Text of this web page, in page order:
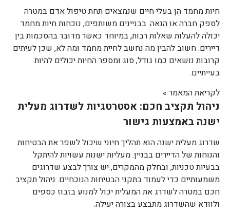
חיות מחמד הן בעלי חיים שנמצאים תחת טיפול אדם במטרה
לספק חברה או הנאה. בבניינים משותפים, נוכחות חיות מחמד
יכולה להעלות שאלות רבות, במיוחד כאשר מדובר בהסכמות בין
דיירים. חשוב להבין מה נחשב לחיית מחמד ומה לא, שכן לעיתים
קרובות נושאים כמו גודל, סוג ומספר החיות יכולים להיות
בעייתיים.
לקריאת המאמר »
ניהול תקציב חכם: אסטרטגיות לשדרוג מעלית
ישנה באמצעות גישור
שדרוג מעלית ישנה הוא תהליך חיוני שיכול לשפר את הבטיחות
והנוחות של הדיירים בבניין. מעליות ישנות עשויות להיתקל
בבעיות טכניות, ובחלק מהמקרים, יש צורך לבצע שדרוגים
משמעותיים כדי לעמוד בתקני הבטיחות הנוכחיים. ניהול תקציב
חכם במטרה לשדרג את המעלית יכול למנוע בזבוז כספים
ולוודא שהשדרוג מתבצע בצורה יעילה.